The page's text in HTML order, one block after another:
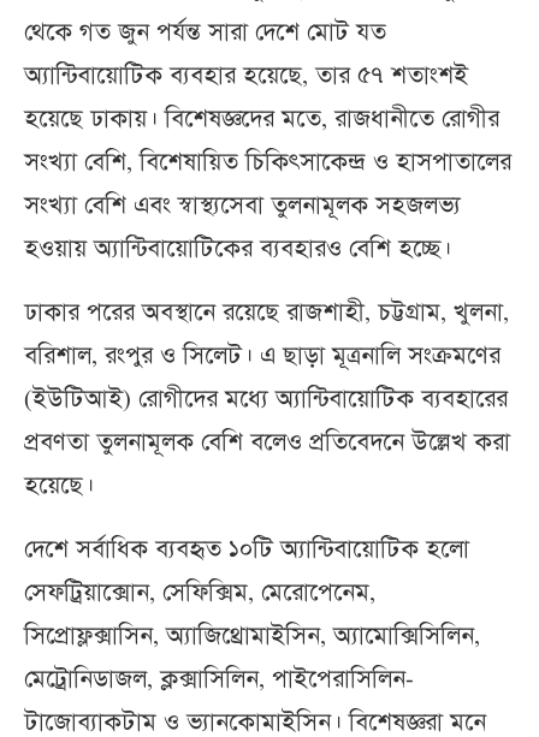
থেকে গত জুন পর্যন্ত সারা দেশে মোট যত
অ্যান্টিবায়োটিক ব্যবহার হয়েছে, তার ৫৭ শতাংশই
হয়েছে ঢাকায়। বিশেষজ্ঞদের মতে, রাজধানীতে রোগীর
সংখ্যা বেশি, বিশেষায়িত চিকিৎসাকেন্দ্র ও হাসপাতালের
সংখ্যা বেশি এবং স্বাস্থ্যসেবা তুলনামূলক সহজলভ্য
হওয়ায় অ্যান্টিবায়োটিকের ব্যবহারও বেশি হচ্ছে।
ঢাকার পরের অবস্থানে রয়েছে রাজশাহী, চট্টগ্রাম, খুলনা,
বরিশাল, রংপুর ও সিলেট। এ ছাড়া মূত্রনালি সংক্রমণের
(ইউটিআই) রোগীদের মধ্যে অ্যান্টিবায়োটিক ব্যবহারের
প্রবণতা তুলনামূলক বেশি বলেও প্রতিবেদনে উল্লেখ করা
হয়েছে।
দেশে সর্বাধিক ব্যবহৃত ১০টি অ্যান্টিবায়োটিক হলো
সেফট্রিয়াক্সোন, সেফিক্সিম, মেরোপেনেম,
সিপ্রোফ্লক্সাসিন, অ্যাজিথ্রোমাইসিন, অ্যামোক্সিসিলিন,
মেট্রোনিডাজল, ক্লক্সাসিলিন, পাইপেরাসিলিন-
টাজোব্যাকটাম ও ভ্যানকোমাইসিন। বিশেষজ্ঞরা মনে